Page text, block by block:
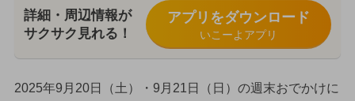
詳細・周辺情報が
サクサク見れる！
アプリをダウンロード
いこーよアプリ
2025年9月20日（土）・9月21日（日）の週末おでかけに